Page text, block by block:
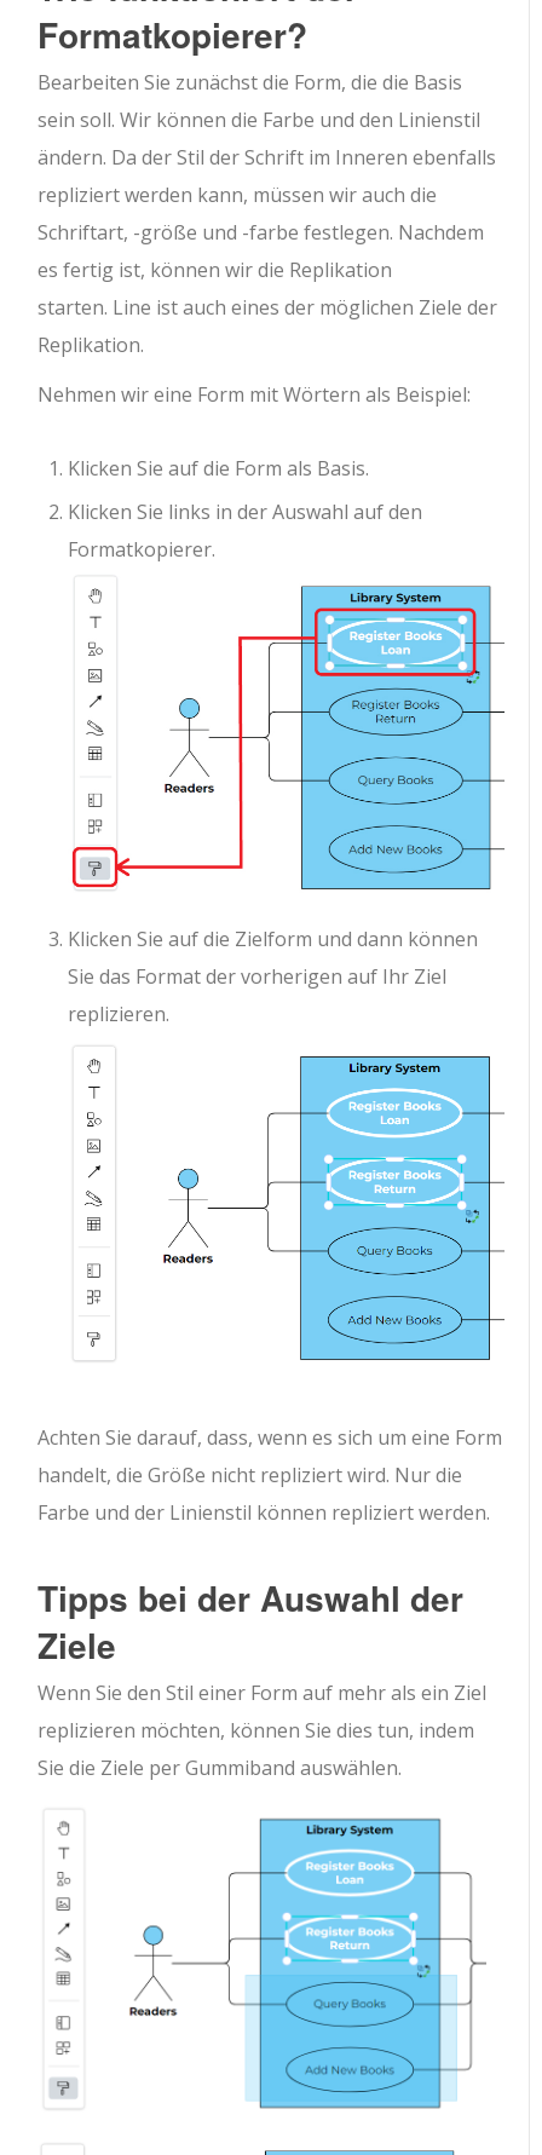
Formatkopierer?
Bearbeiten Sie zunächst die Form, die die Basis
sein soll. Wir können die Farbe und den Linienstil
ändern. Da der Stil der Schrift im Inneren ebenfalls
repliziert werden kann, müssen wir auch die
Schriftart, -größe und -farbe festlegen. Nachdem
es fertig ist, können wir die Replikation
starten. Line ist auch eines der möglichen Ziele der
Replikation.
Nehmen wir eine Form mit Wörtern als Beispiel:
Klicken Sie auf die Form als Basis.
Klicken Sie links in der Auswahl auf den
Formatkopierer.
Klicken Sie auf die Zielform und dann können
Sie das Format der vorherigen auf Ihr Ziel
replizieren.
Achten Sie darauf, dass, wenn es sich um eine Form
handelt, die Größe nicht repliziert wird. Nur die
Farbe und der Linienstil können repliziert werden.
Tipps bei der Auswahl der
Ziele
Wenn Sie den Stil einer Form auf mehr als ein Ziel
replizieren möchten, können Sie dies tun, indem
Sie die Ziele per Gummiband auswählen.